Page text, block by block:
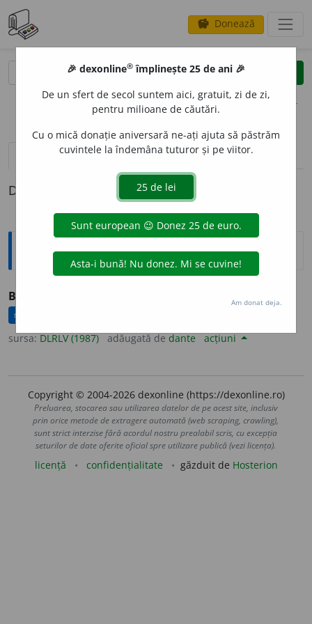
savings Donează
clear
opțiuni
definiții (1)
Definiția cu ID-ul 1132422:
Arhaisme și regionalisme
BALTAC
substantiv neutru
sursa: DLRLV (1987) adăugată de dante acțiuni
Copyright © 2004-2026 dexonline (https://dexonline.ro)
Preluarea, stocarea sau utilizarea datelor de pe acest site, inclusiv
prin orice metode de extragere automată (web scraping, crawling),
sunt strict interzise fără acordul nostru prealabil scris, cu excepția
seturilor de date oferite oficial spre utilizare publică (vezi licența).
licență confidențialitate găzduit de Hosterion
🎉 dexonline® împlinește 25 de ani 🎉
De un sfert de secol suntem aici, gratuit, zi de zi,
pentru milioane de căutări.
Cu o mică donație aniversară ne-ați ajuta să păstrăm
cuvintele la îndemâna tuturor și pe viitor.
Am donat deja.